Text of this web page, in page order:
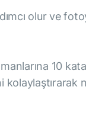
olur ve
10
kolaylaştırarak